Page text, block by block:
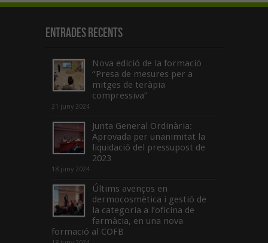
Entrades recents
Nova edició de la formació
“Presa de mesures per a
mitges de teràpia
compressiva”
21 juny 2024
Junta General Ordinària:
Aprovada per unanimitat la
liquidació del pressupost de
2023
18 juny 2024
Últims avenços en
dermocosmètica i gestió de
la categoria a l’oficina de
farmàcia, en una nova
formació al COFB